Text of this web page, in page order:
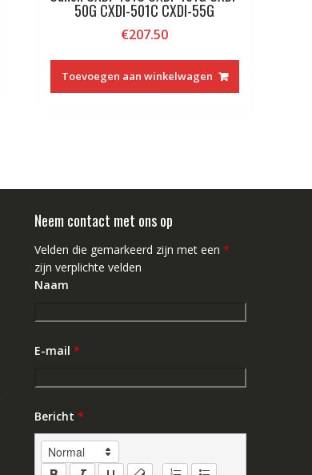
50G CXDI-501C CXDI-55G
€207.50
Toevoegen aan winkelwagen
Neem contact met ons op
Velden die gemarkeerd zijn met een *
zijn verplichte velden
Naam
E-mail *
Bericht *